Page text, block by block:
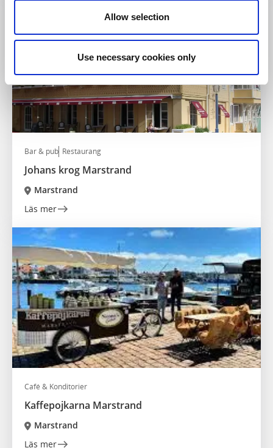
Allow selection
Use necessary cookies only
Bar & pub Restaurang
Johans krog Marstrand
Marstrand
Läs mer
Café & Konditorier
Kaffepojkarna Marstrand
Marstrand
Läs mer